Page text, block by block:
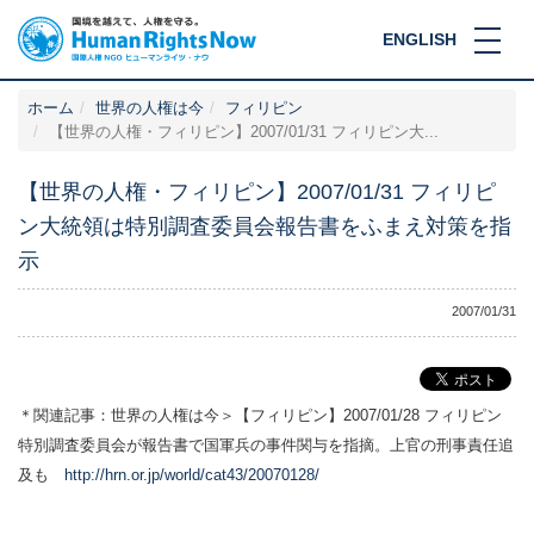
ENGLISH
ホーム 世界の人権は今
フィリピン
【世界の人権・フィリピン】2007/01/31 フィリピン大...
【世界の人権・フィリピン】2007/01/31 フィリピ
ン大統領は特別調査委員会報告書をふまえ対策を指
示
2007/01/31
＊関連記事：世界の人権は今＞【フィリピン】2007/01/28 フィリピン
特別調査委員会が報告書で国軍兵の事件関与を指摘。上官の刑事責任追
及も
http://hrn.or.jp/world/cat43/20070128/